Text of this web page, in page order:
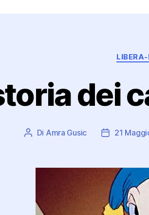
dei
Autore
Di Amra Gusic
Data
21